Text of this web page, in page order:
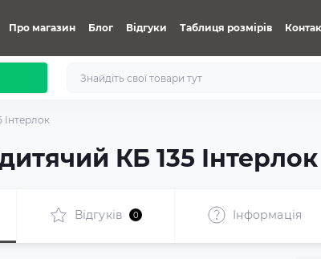
Про магазин Блог Відгуки Таблиця розмірів
Інтерлок
КБ 135 Інтерлок
Відгуків 0 Iнформація